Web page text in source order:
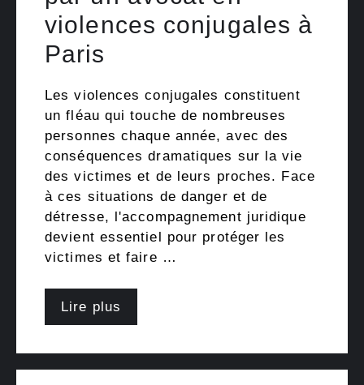
violences conjugales à
Paris
Les violences conjugales constituent
un fléau qui touche de nombreuses
personnes chaque année, avec des
conséquences dramatiques sur la vie
des victimes et de leurs proches. Face
à ces situations de danger et de
détresse, l'accompagnement juridique
devient essentiel pour protéger les
victimes et faire …
Lire plus